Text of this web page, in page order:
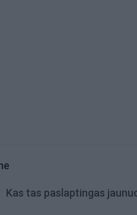
Kas tas paslaptingas